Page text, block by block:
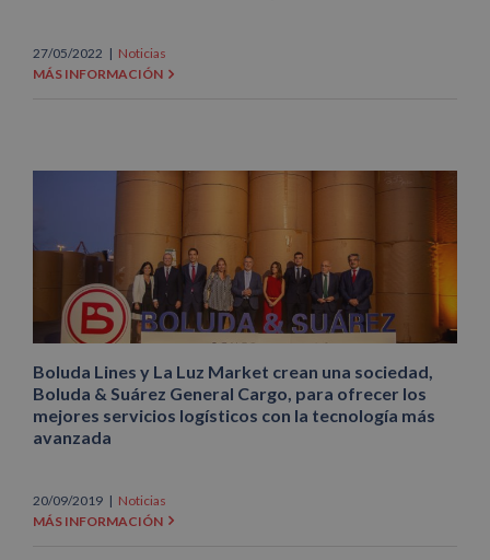
27/05/2022 | Noticias
MÁS INFORMACIÓN
Boluda Lines y La Luz Market crean una sociedad,
Boluda & Suárez General Cargo, para ofrecer los
mejores servicios logísticos con la tecnología más
avanzada
20/09/2019 | Noticias
MÁS INFORMACIÓN